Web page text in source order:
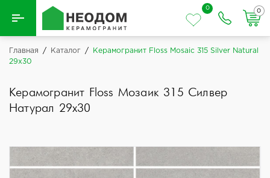
Назад
0
0
Главная / Каталог /
Керамогранит Floss Mosaic 315 Silver Natural
29x30
Керамогранит Floss Мозаик 315 Силвер
Натурал 29x30